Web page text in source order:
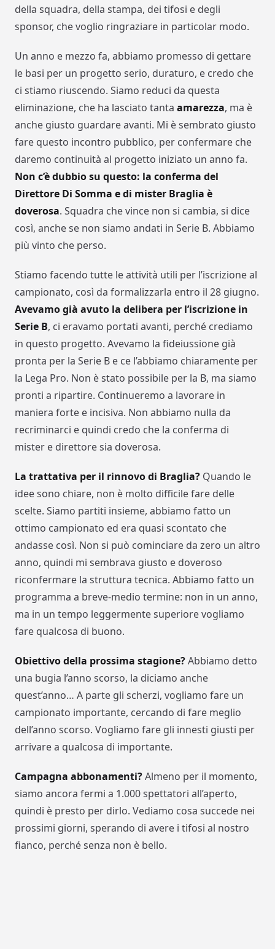
della squadra, della stampa, dei tifosi e degli
sponsor, che voglio ringraziare in particolar modo.
Un anno e mezzo fa, abbiamo promesso di gettare
le basi per un progetto serio, duraturo, e credo che
ci stiamo riuscendo. Siamo reduci da questa
eliminazione, che ha lasciato tanta amarezza, ma è
anche giusto guardare avanti. Mi è sembrato giusto
fare questo incontro pubblico, per confermare che
daremo continuità al progetto iniziato un anno fa.
Non c’è dubbio su questo: la conferma del
Direttore Di Somma e di mister Braglia è
doverosa. Squadra che vince non si cambia, si dice
così, anche se non siamo andati in Serie B. Abbiamo
più vinto che perso.
Stiamo facendo tutte le attività utili per l’iscrizione al
campionato, così da formalizzarla entro il 28 giugno.
Avevamo già avuto la delibera per l’iscrizione in
Serie B, ci eravamo portati avanti, perché crediamo
in questo progetto. Avevamo la fideiussione già
pronta per la Serie B e ce l’abbiamo chiaramente per
la Lega Pro. Non è stato possibile per la B, ma siamo
pronti a ripartire. Continueremo a lavorare in
maniera forte e incisiva. Non abbiamo nulla da
recriminarci e quindi credo che la conferma di
mister e direttore sia doverosa.
La trattativa per il rinnovo di Braglia? Quando le
idee sono chiare, non è molto difficile fare delle
scelte. Siamo partiti insieme, abbiamo fatto un
ottimo campionato ed era quasi scontato che
andasse così. Non si può cominciare da zero un altro
anno, quindi mi sembrava giusto e doveroso
riconfermare la struttura tecnica. Abbiamo fatto un
programma a breve-medio termine: non in un anno,
ma in un tempo leggermente superiore vogliamo
fare qualcosa di buono.
Obiettivo della prossima stagione?Abbiamo detto
una bugia l’anno scorso, la diciamo anche
quest’anno… A parte gli scherzi, vogliamo fare un
campionato importante, cercando di fare meglio
dell’anno scorso. Vogliamo fare gli innesti giusti per
arrivare a qualcosa di importante.
Campagna abbonamenti?Almeno per il momento,
siamo ancora fermi a 1.000 spettatori all’aperto,
quindi è presto per dirlo. Vediamo cosa succede nei
prossimi giorni, sperando di avere i tifosi al nostro
fianco, perché senza non è bello.